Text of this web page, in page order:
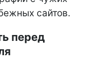
сайтов.
перед